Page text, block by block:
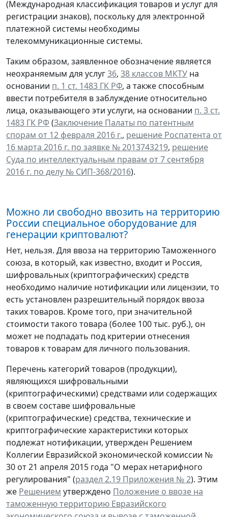
(Международная классификация товаров и услуг для
регистрации знаков), поскольку для электронной
платежной системы необходимы
телекоммуникационные системы.
Таким образом, заявленное обозначение является
неохраняемым для услуг36, 38 классов МКТУ на
основании п. 1 ст. 1483 ГК РФ, а также способным
ввести потребителя в заблуждение относительно
лица, оказывающего эти услуги, на основании п. 3 ст.
1483 ГК РФ (Заключение Палаты по патентным
спорам от 12 февраля 2016 г., решение Роспатента от
16 марта 2016 г. по заявке № 2013743219, решение
Суда по интеллектуальным правам от 7 сентября
2016 г. по делу № СИП-368/2016).
Можно ли свободно ввозить на территорию
России специальное оборудование для
генерации криптовалют?
Нет, нельзя. Для ввоза на территорию Таможенного
союза, в который, как известно, входит и Россия,
шифровальных (криптографических) средств
необходимо наличие нотификации или лицензии, то
есть установлен разрешительный порядок ввоза
таких товаров. Кроме того, при значительной
стоимости такого товара (более 100 тыс. руб.), он
может не подпадать под критерии отнесения
товаров к товарам для личного пользования.
Перечень категорий товаров (продукции),
являющихся шифровальными
(криптографическими) средствами или содержащих
в своем составе шифровальные
(криптографические) средства, технические и
криптографические характеристики которых
подлежат нотификации, утвержден Решением
Коллегии Евразийской экономической комиссии №
30 от 21 апреля 2015 года "О мерах нетарифного
регулирования" (раздел 2.19 Приложения № 2). Этим
же Решением утверждено Положение о ввозе на
таможенную территорию Евразийского